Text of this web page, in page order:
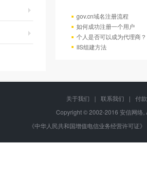
gov.cn域名注册流程
如何成功注册一个用户
个人是否可以成为代理商？
IIS组建方法
关于我们 | 联系我们 |
付
Copyright © 2002-2016 安信网
《中华人民共和国增值电信业务经营许可